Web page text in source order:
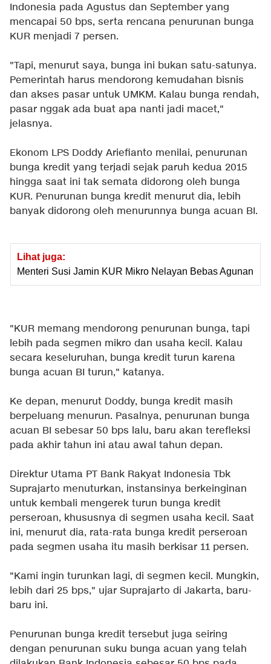
Indonesia pada Agustus dan September yang
mencapai 50 bps, serta rencana penurunan bunga
KUR menjadi 7 persen.
"Tapi, menurut saya, bunga ini bukan satu-satunya.
Pemerintah harus mendorong kemudahan bisnis
dan akses pasar untuk UMKM. Kalau bunga rendah,
pasar nggak ada buat apa nanti jadi macet,"
jelasnya.
Ekonom LPS Doddy Ariefianto menilai, penurunan
bunga kredit yang terjadi sejak paruh kedua 2015
hingga saat ini tak semata didorong oleh bunga
KUR. Penurunan bunga kredit menurut dia, lebih
banyak didorong oleh menurunnya bunga acuan BI.
Lihat juga:
Menteri Susi Jamin KUR Mikro Nelayan Bebas Agunan
"KUR memang mendorong penurunan bunga, tapi
lebih pada segmen mikro dan usaha kecil. Kalau
secara keseluruhan, bunga kredit turun karena
bunga acuan BI turun," katanya.
Ke depan, menurut Doddy, bunga kredit masih
berpeluang menurun. Pasalnya, penurunan bunga
acuan BI sebesar 50 bps lalu, baru akan terefleksi
pada akhir tahun ini atau awal tahun depan.
Direktur Utama PT Bank Rakyat Indonesia Tbk
Suprajarto menuturkan, instansinya berkeinginan
untuk kembali mengerek turun bunga kredit
perseroan, khususnya di segmen usaha kecil. Saat
ini, menurut dia, rata-rata bunga kredit perseroan
pada segmen usaha itu masih berkisar 11 persen.
"Kami ingin turunkan lagi, di segmen kecil. Mungkin,
lebih dari 25 bps," ujar Suprajarto di Jakarta, baru-
baru ini.
Penurunan bunga kredit tersebut juga seiring
dengan penurunan suku bunga acuan yang telah